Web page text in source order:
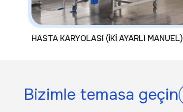
HASTA KARYOLASI (İKİ AYARLI MANUEL)
Bizimle temasa geçin